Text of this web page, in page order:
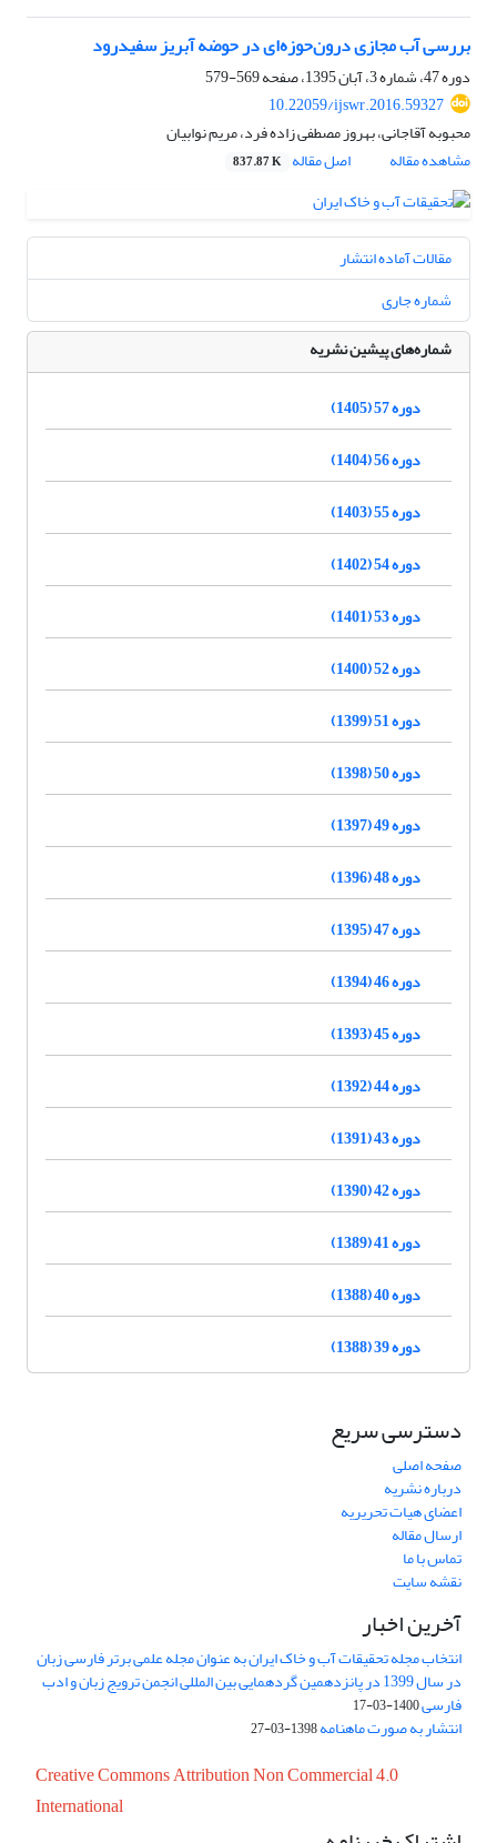
بررسی آب مجازی درون‌حوزه‌ای در حوضه آبریز سفیدرود
دوره 47، شماره 3، آبان 1395، صفحه
569-579
10.22059/ijswr.2016.59327
محبوبه آقاجانی، بهروز مصطفی زاده فرد، مریم نوابیان
مشاهده مقاله
اصل مقاله 837.87 K
مقالات آماده انتشار
شماره جاری
شماره‌های پیشین نشریه
دوره 57 (1405)
دوره 56 (1404)
دوره 55 (1403)
دوره 54 (1402)
دوره 53 (1401)
دوره 52 (1400)
دوره 51 (1399)
دوره 50 (1398)
دوره 49 (1397)
دوره 48 (1396)
دوره 47 (1395)
دوره 46 (1394)
دوره 45 (1393)
دوره 44 (1392)
دوره 43 (1391)
دوره 42 (1390)
دوره 41 (1389)
دوره 40 (1388)
دوره 39 (1388)
دسترسی سریع
صفحه اصلی
درباره نشریه
اعضای هیات تحریریه
ارسال مقاله
تماس با ما
نقشه سایت
آخرین اخبار
انتخاب مجله تحقیقات آب و خاک ایران به عنوان مجله علمی برتر فارسی زبان
در سال 1399 در پانزدهمین گردهمایی بین المللی انجمن ترویج زبان و ادب
فارسی1400-03-17
انتشار به صورت ماهنامه1398-03-27
Creative Commons Attribution Non Commercial 4.0
International